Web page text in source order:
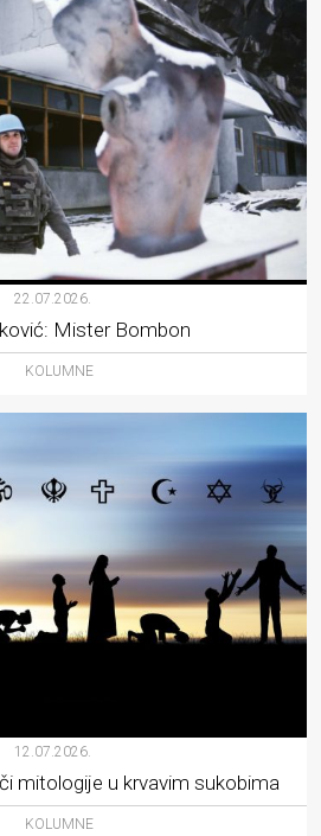
22.07.2026.
Mister Bombon
KOLUMNE
12.07.2026.
mitologije u krvavim sukobima
KOLUMNE